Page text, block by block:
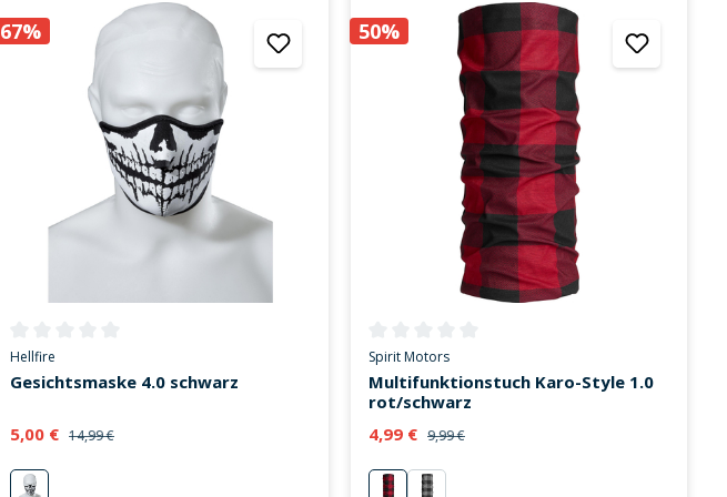
67%
Durchschnittliche Bewertung von 0 von 5 Sternen
Hellfire
Gesichtsmaske 4.0 schwarz
5,00 € 14,99 €
50%
Durchschnittliche Bewertung von 0 von 5 Sternen
Spirit Motors
Multifunktionstuch Karo-Style 1.0
rot/schwarz
4,99 € 9,99 €